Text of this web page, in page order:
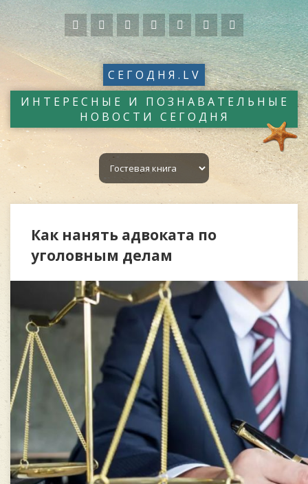
СЕГОДНЯ.LV
ИНТЕРЕСНЫЕ И ПОЗНАВАТЕЛЬНЫЕ
НОВОСТИ СЕГОДНЯ
Как нанять адвоката по
уголовным делам